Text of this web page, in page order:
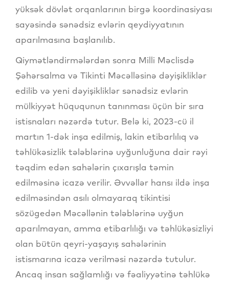
yüksək dövlət orqanlarının birgə koordinasiyası
sayəsində sənədsiz evlərin qeydiyyatının
aparılmasına başlanılıb.
Qiymətləndirmələrdən sonra Milli Məclisdə
Şəhərsalma və Tikinti Məcəlləsinə dəyişikliklər
edilib və yeni dəyişikliklər sənədsiz evlərin
mülkiyyət hüququnun tanınması üçün bir sıra
istisnaları nəzərdə tutur. Belə ki, 2023-cü il
martın 1-dək inşa edilmiş, lakin etibarlılıq və
təhlükəsizlik tələblərinə uyğunluğuna dair rəyi
təqdim edən sahələrin çıxarışla təmin
edilməsinə icazə verilir. Əvvəllər hansı ildə inşa
edilməsindən asılı olmayaraq tikintisi
sözügedən Məcəllənin tələblərinə uyğun
aparılmayan, amma etibarlılığı və təhlükəsizliyi
olan bütün qeyri-yaşayış sahələrinin
istismarına icazə verilməsi nəzərdə tutulur.
Ancaq insan sağlamlığı və fəaliyyətinə təhlükə